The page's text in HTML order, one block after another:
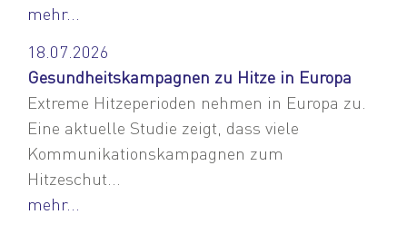
mehr...
18.07.2026
Gesundheitskampagnen zu Hitze in Europa
Extreme Hitzeperioden nehmen in Europa zu.
Eine aktuelle Studie zeigt, dass viele
Kommunikationskampagnen zum
Hitzeschut...
mehr...